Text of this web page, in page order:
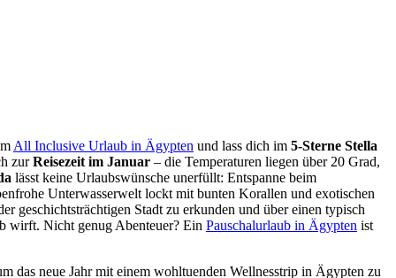
All Inclusive Urlaub in Ägypten und lass dich im 5-Sterne Stella
zurReisezeit im Januar – die Temperaturen liegen über 20 Grad,
lässt keine Urlaubswünsche unerfüllt: Entspanne beim
Unterwasserwelt lockt mit bunten Korallen und exotischen
geschichtsträchtigen Stadt zu erkunden und über einen typisch
wirft. Nicht genug Abenteuer? Ein Pauschalurlaub in Ägypten ist
das neue Jahr mit einem wohltuenden Wellnesstrip in Ägypten zu